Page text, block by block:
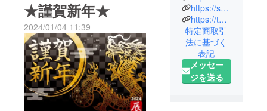
ン神棚のプロジェクトを公
開致しました。今回、超早
割をご支援頂きました皆様
には、特典といたしまし
て、水晶鳥居タイプのご支
援者様には、「水晶和紙」
★謹賀新年★
2024/01/04 11:39
一人でも多
くの皆さま
に日本の伝
統文化の美
しさや手作
りのすばら
しさをお伝
https://sakurazen-yakusugi.hp.peraichi.com/
https://twitter.com/SakuraZen7
特定商取引
法に基づく
表記
メッセー
ジを送る